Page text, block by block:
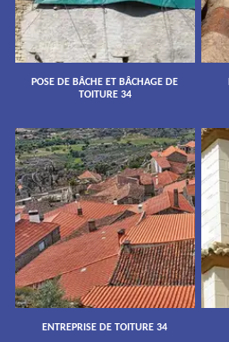
POSE DE BÂCHE ET BÂCHAGE DE
TOITURE 34
ENTREPRISE DE TOITURE 34